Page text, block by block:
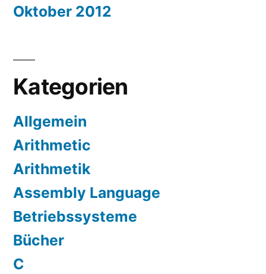
Oktober 2012
Kategorien
Allgemein
Arithmetic
Arithmetik
Assembly Language
Betriebssysteme
Bücher
C